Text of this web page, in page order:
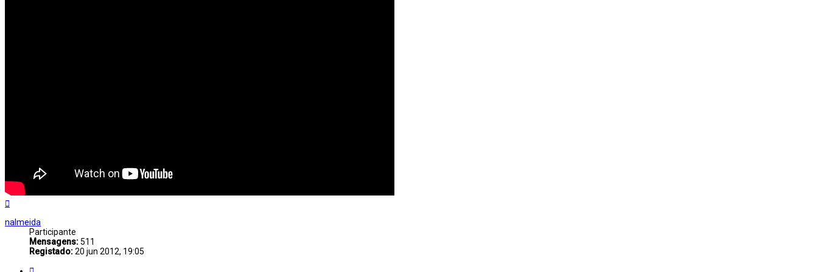
nalmeida
Participante
Mensagens:511
Registado:20 jun 2012, 19:05